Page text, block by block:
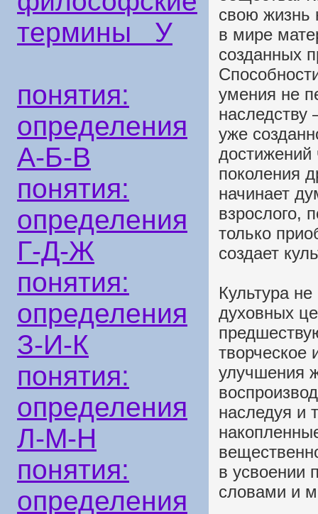
термины У
понятия:
определения
А-Б-В
понятия:
определения
Г-Д-Ж
понятия:
определения
З-И-К
понятия:
определения
Л-М-Н
понятия:
определения
свою жизнь
в мире
созданных
умения не
уже
достижений
поколения
начинает
взрослого,
только
создает
Культура
духовных
творческое
улучшения
наследуя и
в усвоении
словами и